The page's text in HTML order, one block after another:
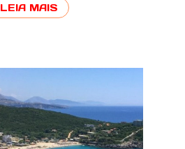
LEIA MAIS